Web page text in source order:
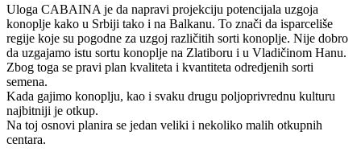
Uloga CABAINA je da napravi projekciju potencijala uzgoja
konoplje kako u Srbiji tako i na Balkanu. To znači da isparceliše
regije koje su pogodne za uzgoj različitih sorti konoplje. Nije dobro
da uzgajamo istu sortu konoplje na Zlatiboru i u Vladičinom Hanu.
Zbog toga se pravi plan kvaliteta i kvantiteta odredjenih sorti
semena.
Kada gajimo konoplju, kao i svaku drugu poljoprivrednu kulturu
najbitniji je otkup.
Na toj osnovi planira se jedan veliki i nekoliko malih otkupnih
centara.